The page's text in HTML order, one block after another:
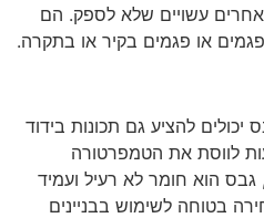
אחרים עשויים שלא לספק. הם
או פגמים בקיר או בתקרה.
להציע גם תכונות בידוד
לווסת את הטמפרטורה
הוא חומר לא רעיל ועמיד
בטוחה לשימוש בבניינים